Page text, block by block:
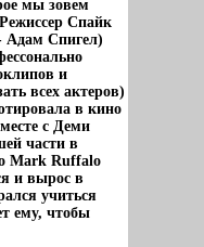
мы зовем
Спайк
Адам Спигел)
и
всех актеров)
в кино
с Деми
части в
Mark Ruffalo
и вырос в
учиться
ему, чтобы